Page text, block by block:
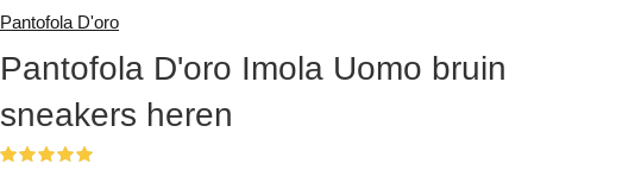
Pantofola D'oro
Pantofola D'oro Imola Uomo bruin
sneakers heren